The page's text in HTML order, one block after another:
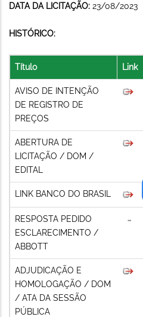
DATA DA LICITAÇÃO: 23/08/2023
HISTÓRICO:
Título Link
AVISO DE INTENÇÃO
DE REGISTRO DE
PREÇOS
ABERTURA DE
LICITAÇÃO / DOM /
EDITAL
LINK BANCO DO BRASIL
RESPOSTA PEDIDO
ESCLARECIMENTO /
ABBOTT
ADJUDICAÇÃO E
HOMOLOGAÇÃO / DOM
/ ATA DA SESSÃO
PÚBLICA